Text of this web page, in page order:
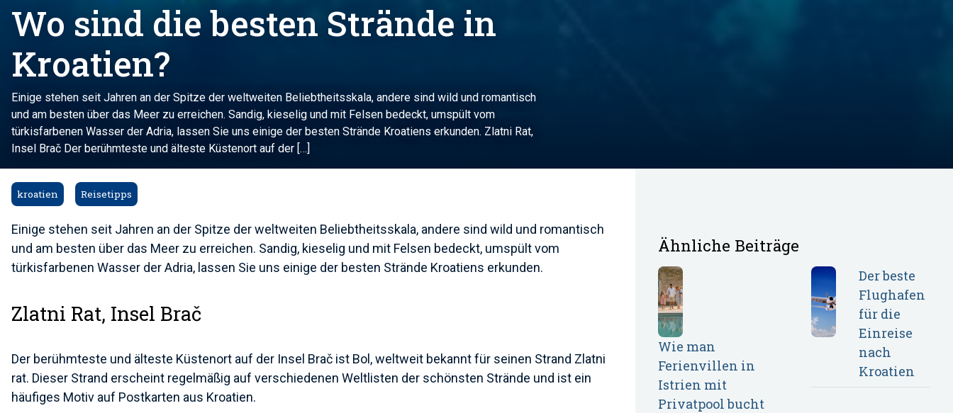
Wo sind die besten Strände in
Kroatien?
Einige stehen seit Jahren an der Spitze der weltweiten Beliebtheitsskala, andere sind wild und romantisch
und am besten über das Meer zu erreichen. Sandig, kieselig und mit Felsen bedeckt, umspült vom
türkisfarbenen Wasser der Adria, lassen Sie uns einige der besten Strände Kroatiens erkunden. Zlatni Rat,
Insel Brač Der berühmteste und älteste Küstenort auf der […]
kroatien Reisetipps
Einige stehen seit Jahren an der Spitze der weltweiten Beliebtheitsskala, andere sind wild und romantisch
und am besten über das Meer zu erreichen. Sandig, kieselig und mit Felsen bedeckt, umspült vom
türkisfarbenen Wasser der Adria, lassen Sie uns einige der besten Strände Kroatiens erkunden.
Zlatni Rat, Insel Brač
Der berühmteste und älteste Küstenort auf der Insel Brač ist Bol, weltweit bekannt für seinen Strand Zlatni
rat. Dieser Strand erscheint regelmäßig auf verschiedenen Weltlisten der schönsten Strände und ist ein
häufiges Motiv auf Postkarten aus Kroatien.
Ähnliche Beiträge
Wie man
Ferienvillen in
Istrien mit
Privatpool bucht
Der beste
Flughafen
für die
Einreise
nach
Kroatien